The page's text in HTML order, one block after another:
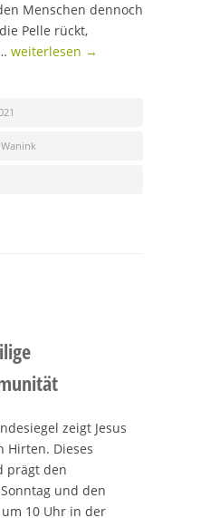
Menschen dennoch
Pelle rückt,
weiterlesen →
zeigt Jesus
Hirten. Dieses
prägt den
und den
10 Uhr in der